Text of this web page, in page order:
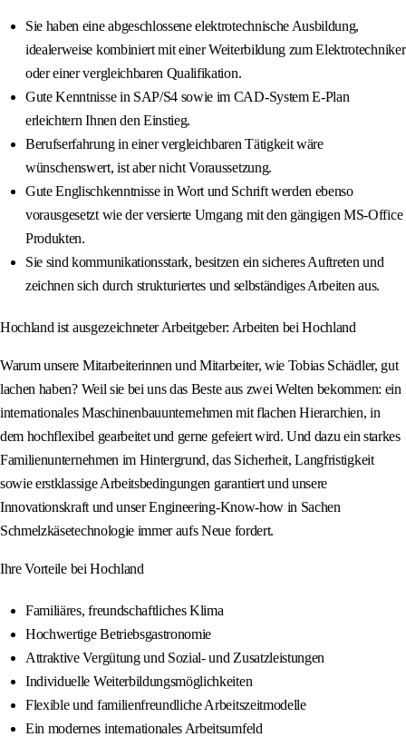
Sie haben eine abgeschlossene elektrotechnische Ausbildung,
idealerweise kombiniert mit einer Weiterbildung zum Elektrotechniker
oder einer vergleichbaren Qualifikation.
Gute Kenntnisse in SAP/S4 sowie im CAD-System E-Plan
erleichtern Ihnen den Einstieg.
Berufserfahrung in einer vergleichbaren Tätigkeit wäre
wünschenswert, ist aber nicht Voraussetzung.
Gute Englischkenntnisse in Wort und Schrift werden ebenso
vorausgesetzt wie der versierte Umgang mit den gängigen MS-Office
Produkten.
Sie sind kommunikationsstark, besitzen ein sicheres Auftreten und
zeichnen sich durch strukturiertes und selbständiges Arbeiten aus.
Hochland ist ausgezeichneter Arbeitgeber: Arbeiten bei Hochland
Warum unsere Mitarbeiterinnen und Mitarbeiter, wie Tobias Schädler, gut
lachen haben? Weil sie bei uns das Beste aus zwei Welten bekommen: ein
internationales Maschinenbauunternehmen mit flachen Hierarchien, in
dem hochflexibel gearbeitet und gerne gefeiert wird. Und dazu ein starkes
Familienunternehmen im Hintergrund, das Sicherheit, Langfristigkeit
sowie erstklassige Arbeitsbedingungen garantiert und unsere
Innovationskraft und unser Engineering-Know-how in Sachen
Schmelzkäsetechnologie immer aufs Neue fordert.
Ihre Vorteile bei Hochland
Familiäres, freundschaftliches Klima
Hochwertige Betriebsgastronomie
Attraktive Vergütung und Sozial- und Zusatzleistungen
Individuelle Weiterbildungsmöglichkeiten
Flexible und familienfreundliche Arbeitszeitmodelle
Ein modernes internationales Arbeitsumfeld